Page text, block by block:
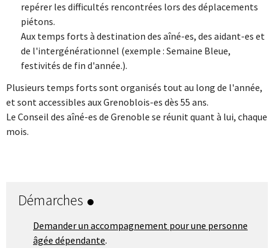
repérer les difficultés rencontrées lors des déplacements
piétons.
Aux temps forts à destination des aîné-es, des aidant-es et
de l'intergénérationnel (exemple : Semaine Bleue,
festivités de fin d'année.).
Plusieurs temps forts sont organisés tout au long de l'année,
et sont accessibles aux Grenoblois-es dès 55 ans.
Le Conseil des aîné-es de Grenoble se réunit quant à lui, chaque
mois.
Démarches
Demander un accompagnement pour une personne
âgée dépendante.